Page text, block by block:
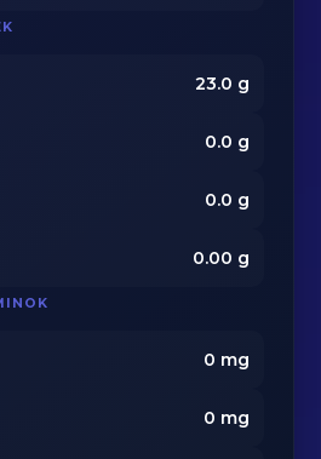
23.0 g
0.0 g
0.0 g
0.00 g
0 mg
0 mg